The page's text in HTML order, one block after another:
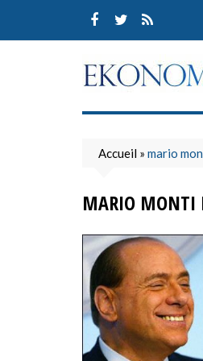
content
Accueil » mario
MARIO MONTI